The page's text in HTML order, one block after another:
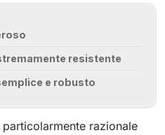
resistente
e robusto
razionale